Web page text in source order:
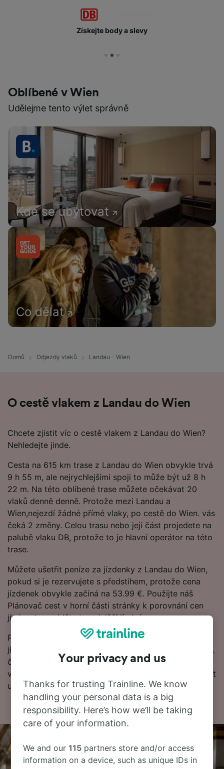
Získejte body a slevy
Oblíbené v Wien
Udělejme tento výlet správně
Kde se ubytovat
Co dělat
Domů Odjezdy vlaků Landau - Wien
O cestě vlakem z Landau do Wien
Chcete zjistit víc o cestě vlakem z Landau do Wien?
Nehledejte jinde.
Cesta na 615 km trase z Landau do Wien obvykle trvá
9 h 55 m, ale nejrychlejšími spoji to může být už 8 h
22 m. Na této oblíbené trase můžete očekávat 20
vlaků denně denně. Protože mezi Landau a
Wien,nejezdí žádné přímé vlaky, po cestě do Wien. vás
čeká 2 změny. Celou trasu nebo její část projedete na
palubě vlaku DB, protože to je hlavní operátor na této
trase.
Můžete ušetřit peníze za jízdenky z Landau do Wien,
pokud si je rezervujete s předstihem, protože cena
jízdenek obvykle začíná na 53.99 €. Použijte náš
Plánovač cest v horní části stránky k porovnání cen
jízdenek a najděte to nejnižší jízdné.
Pokud chcete o cestě vědět více, podívejte se na
jízdní řády, tipy, jak rezervovat levné vlakové jízdenky,
často kladené otázky a první a poslední odjezdy
vlaků). Chcete přejít přímo k rezervaci? Začněte hledat
u nás ještě dnes.
Your privacy and us
Thanks for trusting Trainline. We know
handling your personal data is a big
responsibility. Here’s how we’ll be taking
care of your information.
We and our115 partners store and/or access
information on a device, such as unique IDs in